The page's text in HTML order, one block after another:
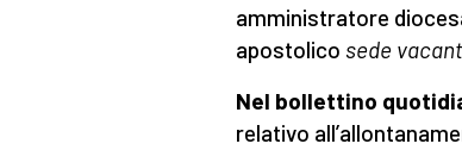
amministratore
apostolico sede
Nel bollettino
relativo